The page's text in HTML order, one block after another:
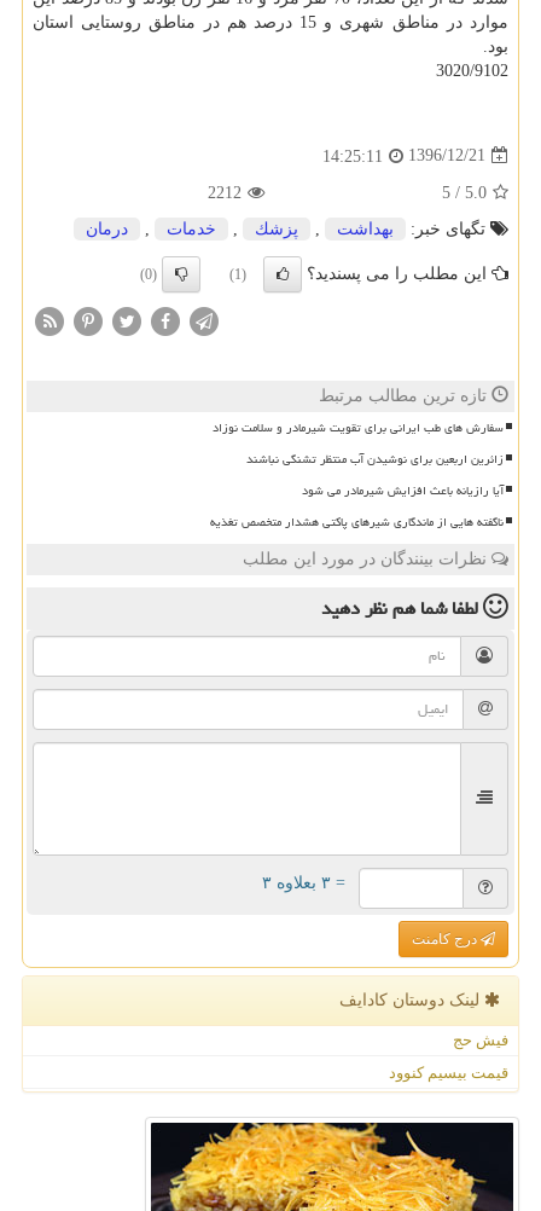
موارد در مناطق شهری و 15 درصد هم در مناطق روستایی استان
بود.
3020/9102
1396/12/21
14:25:11
5.0
/
5
2212
تگهای خبر:
بهداشت پزشك خدمات درمان
این مطلب را می پسندید؟ (1)
(0)
تازه ترین مطالب مرتبط
سفارش های طب ایرانی برای تقویت شیرمادر و سلامت نوزاد
زائرین اربعین برای نوشیدن آب منتظر تشنگی نباشند
آیا رازیانه باعث افزایش شیرمادر می شود
ناگفته هایی از ماندگاری شیرهای پاکتی هشدار متخصص تغذیه
نظرات بینندگان در مورد این مطلب
لطفا شما همنظر دهید
= ۳ بعلاوه ۳
درج کامنت
لینک دوستان كادایف
فیش حج
قیمت بیسیم کنوود